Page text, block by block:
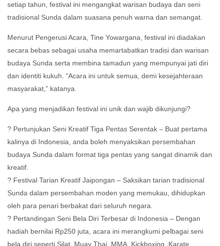
setiap tahun, festival ini mengangkat warisan budaya dan seni
tradisional Sunda dalam suasana penuh warna dan semangat.
Menurut Pengerusi Acara, Tine Yowargana, festival ini diadakan
secara bebas sebagai usaha memartabatkan tradisi dan warisan
budaya Sunda serta membina tamadun yang mempunyai jati diri
dan identiti kukuh. “Acara ini untuk semua, demi kesejahteraan
masyarakat,” katanya.
Apa yang menjadikan festival ini unik dan wajib dikunjungi?
? Pertunjukan Seni Kreatif Tiga Pentas Serentak – Buat pertama
kalinya di Indonesia, anda boleh menyaksikan persembahan
budaya Sunda dalam format tiga pentas yang sangat dinamik dan
kreatif.
? Festival Tarian Kreatif Jaipongan – Saksikan tarian tradisional
Sunda dalam persembahan moden yang memukau, dihidupkan
oleh para penari berbakat dari seluruh negara.
? Pertandingan Seni Bela Diri Terbesar di Indonesia – Dengan
hadiah bernilai Rp250 juta, acara ini merangkumi pelbagai seni
bela diri seperti Silat, Muay Thai, MMA, Kickboxing, Karate,